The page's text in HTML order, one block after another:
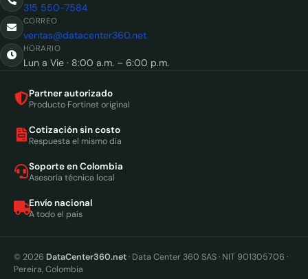
315 550-7584
CORREO
ventas@datacenter360.net
HORARIO
Lun a Vie · 8:00 a.m. – 6:00 p.m.
Partner autorizado
Producto Fortinet original
Cotización sin costo
Respuesta el mismo día
Soporte en Colombia
Asesoría técnica local
Envío nacional
A todo el país
© 2026 DataCenter360.net· Data Center 360 SAS · NIT 901305706 ·
Pereira, Colombia